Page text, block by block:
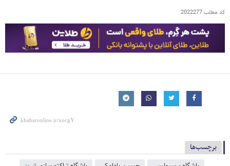
کد مطلب2022277
برچسب‌ها